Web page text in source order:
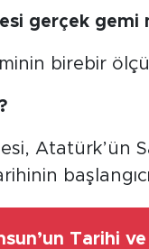
gerçek gemi
birebir
Atatürk’ün
Tarihi